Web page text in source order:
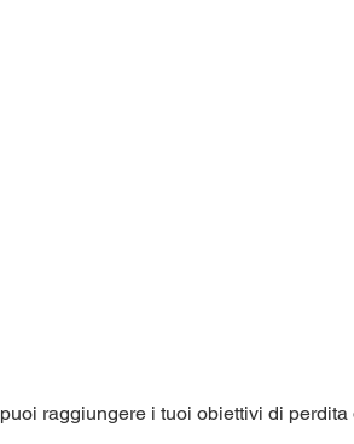
puoi raggiungere i tuoi obiettivi di